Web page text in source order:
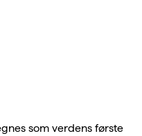
som verdens første